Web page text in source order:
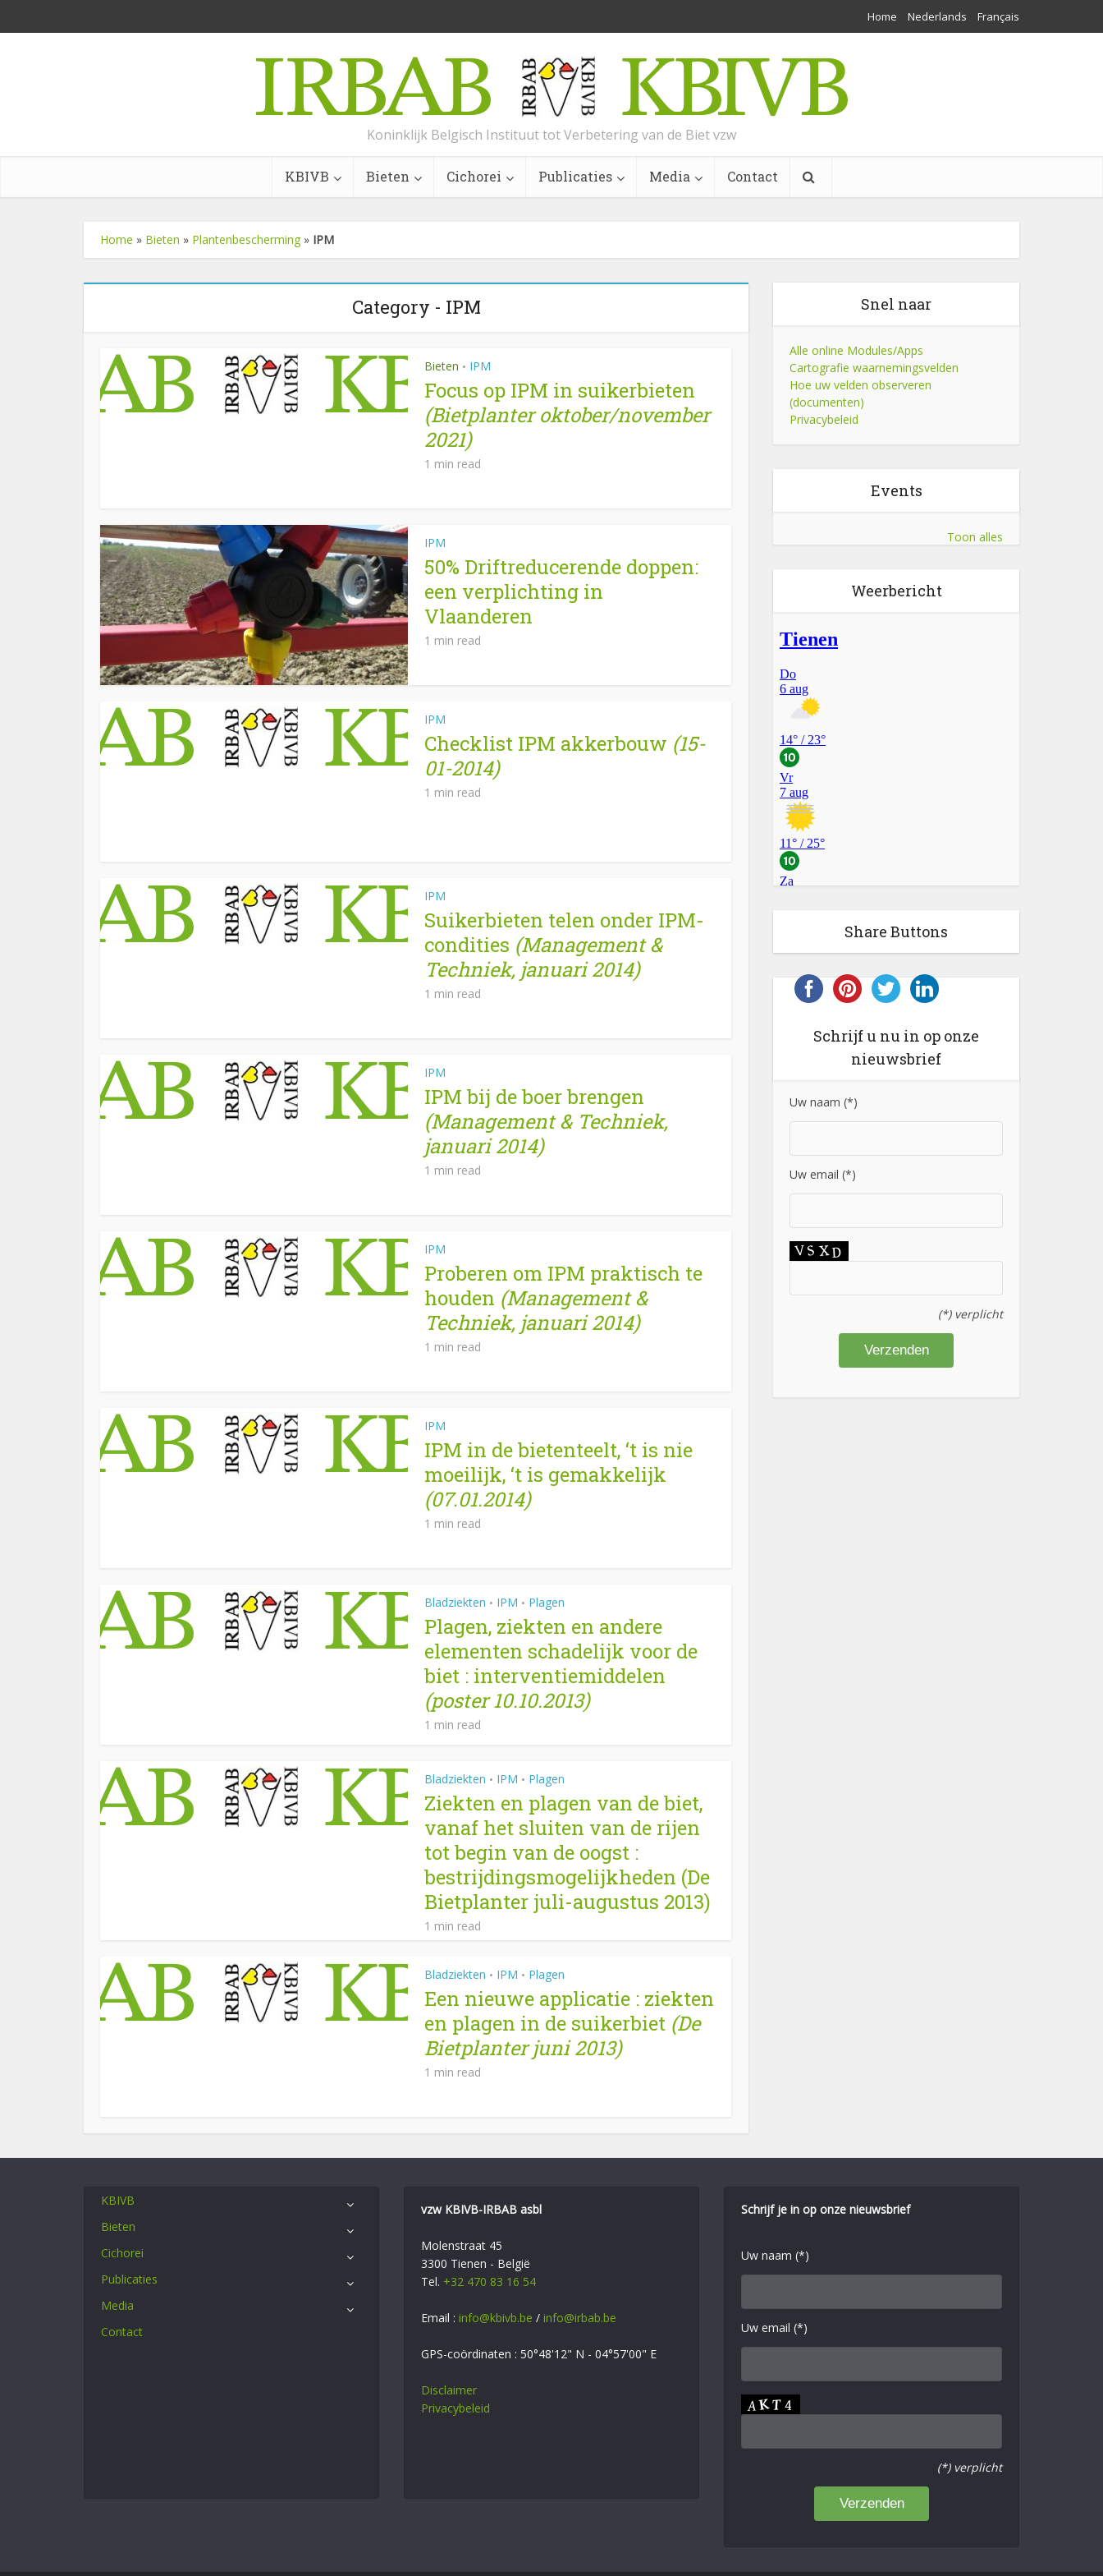
Home Nederlands Français
Koninklijk Belgisch Instituut tot Verbetering van de Biet vzw
KBIVB Bieten Cichorei Publicaties Media Contact
Home » Bieten » Plantenbescherming » IPM
Category - IPM
Bieten • IPM
Focus op IPM in suikerbieten
(Bietplanter oktober/november
2021)
1 min read
IPM
50% Driftreducerende doppen:
een verplichting in
Vlaanderen
1 min read
IPM
Checklist IPM akkerbouw (15-
01-2014)
1 min read
IPM
Suikerbieten telen onder IPM-
condities (Management &
Techniek, januari 2014)
1 min read
IPM
IPM bij de boer brengen
(Management & Techniek,
januari 2014)
1 min read
IPM
Proberen om IPM praktisch te
houden (Management &
Techniek, januari 2014)
1 min read
IPM
IPM in de bietenteelt, ‘t is nie
moeilijk, ‘t is gemakkelijk
(07.01.2014)
1 min read
Bladziekten • IPM • Plagen
Plagen, ziekten en andere
elementen schadelijk voor de
biet : interventiemiddelen
(poster 10.10.2013)
1 min read
Bladziekten • IPM • Plagen
Ziekten en plagen van de biet,
vanaf het sluiten van de rijen
tot begin van de oogst :
bestrijdingsmogelijkheden (De
Bietplanter juli-augustus 2013)
1 min read
Bladziekten • IPM • Plagen
Een nieuwe applicatie : ziekten
en plagen in de suikerbiet (De
Bietplanter juni 2013)
1 min read
Snel naar
Alle online Modules/Apps
Cartografie waarnemingsvelden
Hoe uw velden observeren
(documenten)
Privacybeleid
Events
Toon alles
Weerbericht
Share Buttons
Schrijf u nu in op onze
nieuwsbrief
Uw naam (*)
Uw email (*)
(*) verplicht
KBIVB
Bieten
Cichorei
Publicaties
Media
Contact
vzw KBIVB-IRBAB asbl
Molenstraat 45
3300 Tienen - België
Tel. +32 470 83 16 54
Email : info@kbivb.be / info@irbab.be
GPS-coördinaten : 50°48'12" N - 04°57'00" E
Disclaimer
Privacybeleid
Schrijf je in op onze nieuwsbrief
Uw naam (*)
Uw email (*)
(*) verplicht